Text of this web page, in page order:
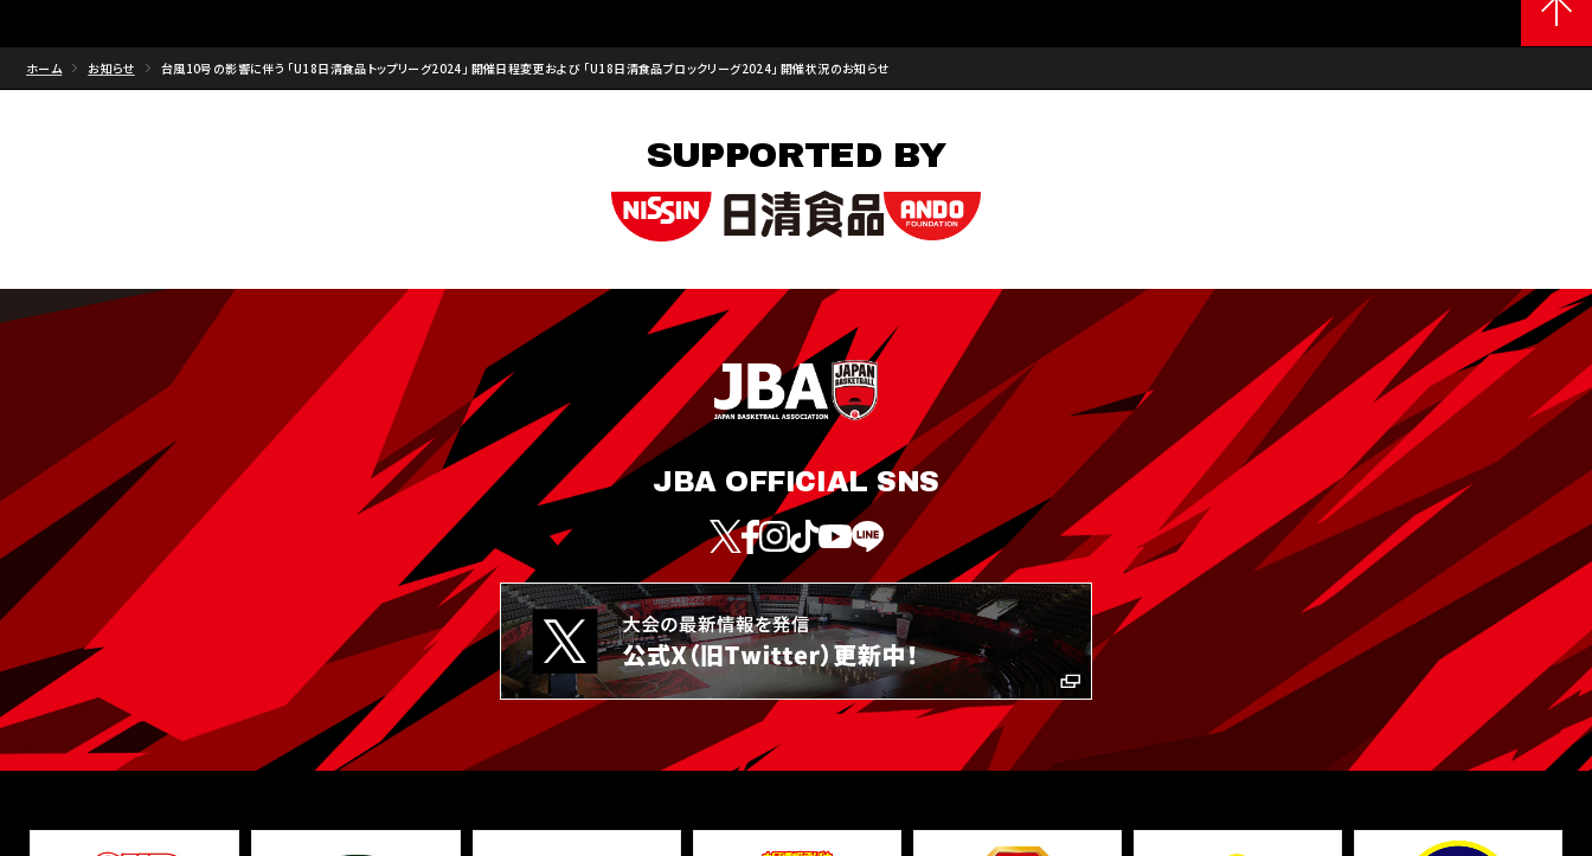
ホーム お知らせ 台風10号の影響に伴う ｢U18日清食品トップリーグ2024｣ 開催日程変更および ｢U18日清食品ブロックリーグ2024｣ 開催状況のお知らせ
SUPPORTED BY
JBA OFFICIAL SNS